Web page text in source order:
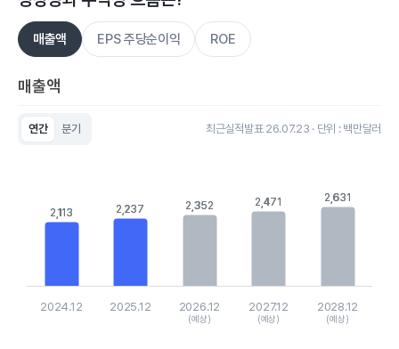
매출액 EPS 주당순이익 ROE
매출액
연간 분기 최근실적발표 26.07.23 · 단위 : 백만달러
The chart has 1 X axis displaying categories.
The chart has 1 Y axis displaying values. Data ranges from
2,113
2,113 2,237
2,237 2,352
2,352 2,471
2,471 2,631
2,631
2024.12 2025.12 2026.12
(예상)
2027.12
(예상)
2028.12
(예상)